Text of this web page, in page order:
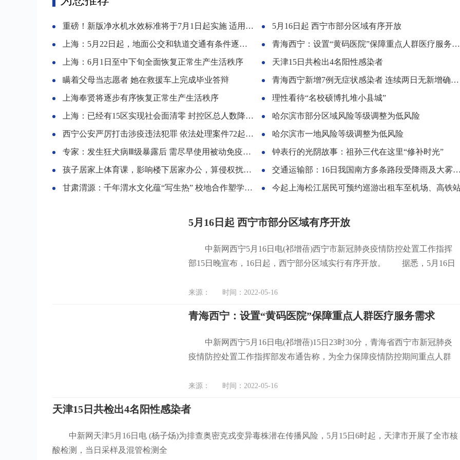
重磅！新版净水机水效标准将于7月1日起实施 适用范围扩大
上海：5月22日起，地面公交和轨道交通有条件逐步恢复运营
上海：6月1日至中下旬全面恢复正常生产生活秩序
瞒着父母当志愿者 她在救援车上完成毕业答辩
上海奉贤将逐步有序恢复正常生产生活秩序
上海：已经有15区实现社会面清零 封控区总人数降到100万人以内
西宁公安严厉打击涉疫违法犯罪 依法处理案件72起123人
专家：发生狂犬病Ⅲ级暴露后 需尽早使用被动免疫制剂
孩子居家上体育课，影响楼下居家办公，算侵权扰民吗？
甘肃渭源：千年渭水文化蕴“写生热” 校地合作塑学生文化涵养
5月16日起 西宁市部分区域有序开放
青海西宁：设置“黄码医院”保障重点人群医疗服务需求
天津15日共检出4名阳性感染者
青海西宁新增7例无症状感染者 连续两日无新增确诊病例
理性看待“名校硕博扎堆小县城”
哈尔滨市部分区域风险等级调整为低风险
哈尔滨市一地风险等级调整为低风险
钟表行的光阴故事：祖孙三代在这里“修补时光”
交通运输部：16日我国南方多条路段受降雨及大雾天气影响
今起上海松江居民可预约巡游出租车至机场、高铁
5月16日起 西宁市部分区域有序开放
中新网西宁5月16日电(祁增蓓)西宁市新冠肺炎疫情防控处置工作指挥
部15日晚宣布，16日起，西宁部分区域实行有序开放。 据悉，5月16日
来源： 时间：2022-05-16
青海西宁：设置“黄码医院”保障重点人群医疗服务需求
中新网西宁5月16日电(祁增蓓)15日23时30分，青海省西宁市新冠肺炎
疫情防控处置工作指挥部发布通告称，为全力保障疫情防控期间重点人群
来源： 时间：2022-05-16
天津15日共检出4名阳性感染者
中新网天津5月16日电 (杨子炀)为排查奥密克戎变异毒株潜在传播风险，5月15日6时起，天津市开展了全市核
酸检测，当日采样及混管检测全